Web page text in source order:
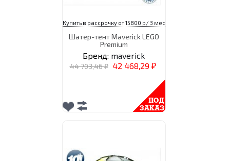
Купить в рассрочку от 15800 р/ 3 мес
Шатер-тент Maverick LEGO
Premium
Бренд: maverick
44 703,46₽ 42 468,29 ₽